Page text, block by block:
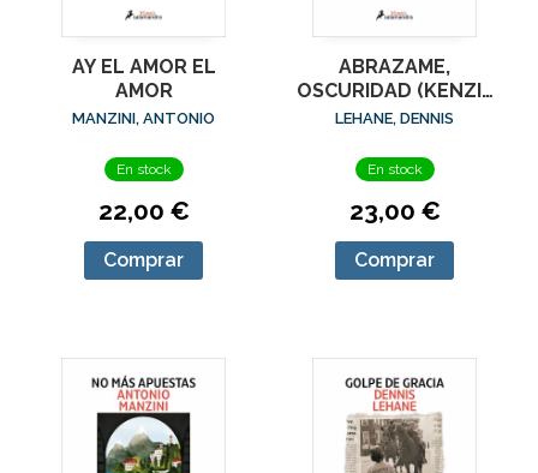
AY EL AMOR EL
AMOR
MANZINI, ANTONIO
En stock
22,00 €
Comprar
ABRAZAME,
OSCURIDAD (KENZIE
Y GENNARO 2)
LEHANE, DENNIS
En stock
23,00 €
Comprar